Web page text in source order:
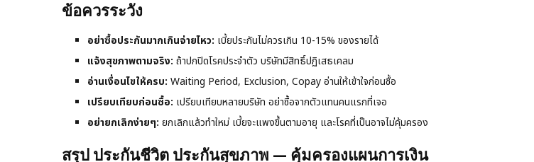
ข้อควรระวัง
อย่าซื้อประกันมากเกินจ่ายไหว: เบี้ยประกันไม่ควรเกิน 10-15% ของรายได้
แจ้งสุขภาพตามจริง: ถ้าปกปิดโรคประจำตัว บริษัทมีสิทธิ์ปฏิเสธเคลม
อ่านเงื่อนไขให้ครบ: Waiting Period, Exclusion, Copay อ่านให้เข้าใจก่อนซื้อ
เปรียบเทียบก่อนซื้อ: เปรียบเทียบหลายบริษัท อย่าซื้อจากตัวแทนคนแรกที่เจอ
อย่ายกเลิกง่ายๆ: ยกเลิกแล้วทำใหม่ เบี้ยจะแพงขึ้นตามอายุ และโรคที่เป็นอาจไม่คุ้มครอง
สรุป ประกันชีวิต ประกันสุขภาพ — คุ้มครองแผนการเงิน